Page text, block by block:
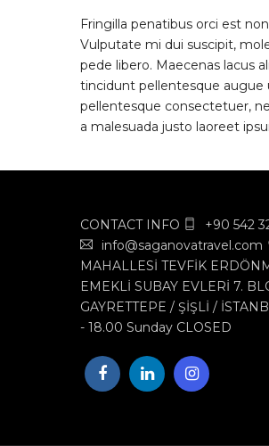
Fringilla penatibus orci est
Vulputate mi dui suscipit,
pede libero. Maecenas lacus
tincidunt pellentesque augue
pellentesque consectetuer,
a malesuada justo laoreet
CONTACT INFO
+90 542
info@saganovatravel.com
MAHALLESİ TEVFİK
EMEKLİ SUBAY EVLERİ 7.
GAYRETTEPE / ŞİŞLİ /
- 18.00 Sunday CLOSED